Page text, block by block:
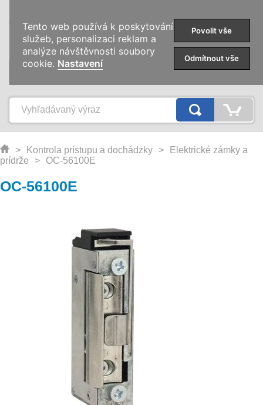
KATEGÓRIE
> Kontrola prístupu a dochádzky >
Elektrické zámky a
prídrže
> OC-56100E
OC-56100E
Tento web používá k poskytování
služeb, personalizaci reklam a
analýze návštěvnosti soubory
cookie. Nastavení
Povolit vše
Odmítnout vše